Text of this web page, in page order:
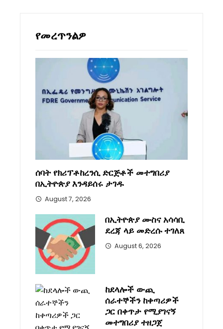
የመረጥንልዎ
ሰባት የክሪፕቶከረንሲ ድርጅቶች መተግበሪያ
በኢትዮጵያ እንዳይሰሩ ታገዱ
August 7, 2026
በኢትዮጵያ ሙስና አሳሳቢ
ደረጃ ላይ መድረሱ ተገለጸ
August 6, 2026
ከደላሎች ውጪ
ሰራተኞችን ከቀጣሪዎች
ጋር በቀጥታ የሚያገናኝ
መተግበሪያ ተዘጋጀ